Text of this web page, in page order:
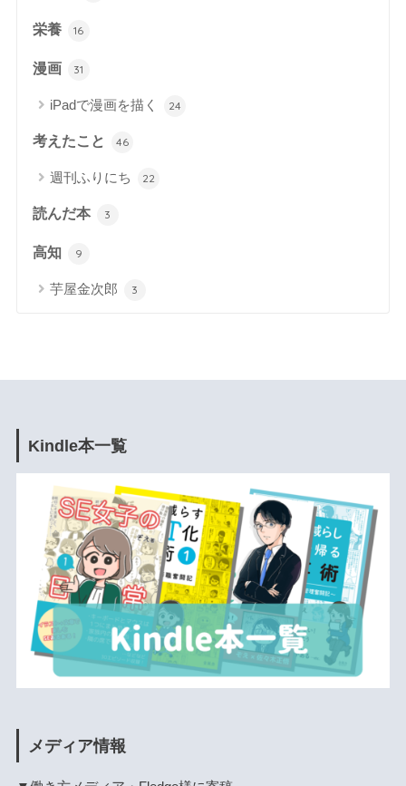
栄養 16
漫画 31
iPadで漫画を描く 24
考えたこと 46
週刊ふりにち 22
読んだ本 3
高知 9
芋屋金次郎 3
Kindle本一覧
メディア情報